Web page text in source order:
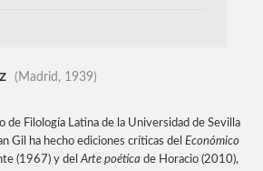
(Madrid, 1939)
de Filología Latina de la Universidad de Sevilla
Gil ha hecho ediciones críticas delEconómico
(1967) y delArte poética de Horacio (2010),